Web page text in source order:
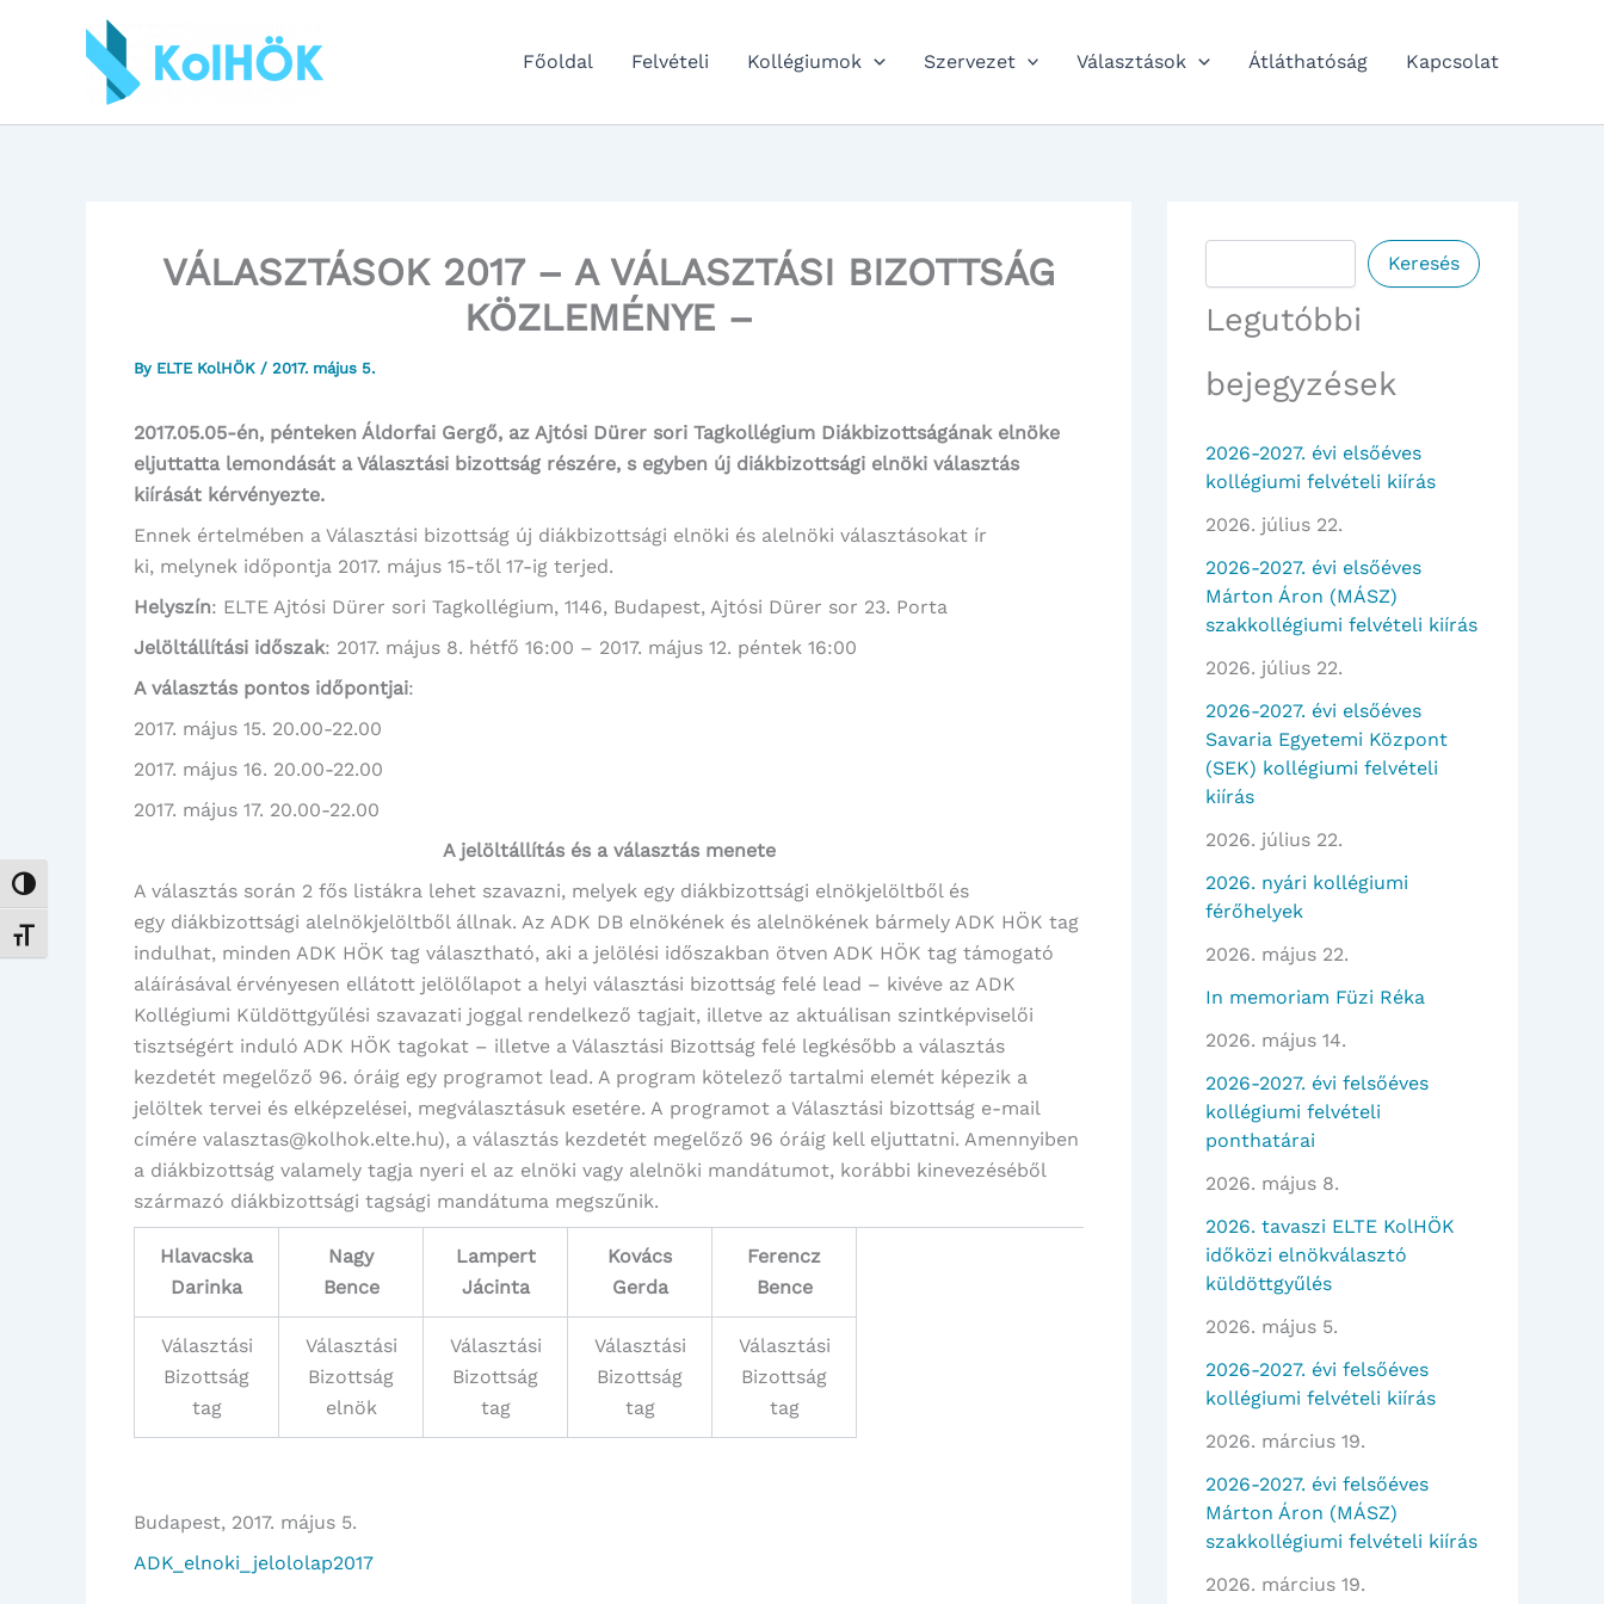
Nagy kontraszt váltása
Betűméret váltása
Főoldal Felvételi Kollégiumok Szervezet Választások Átláthatóság Kapcsolat
VÁLASZTÁSOK 2017 – A VÁLASZTÁSI BIZOTTSÁG
KÖZLEMÉNYE –
By ELTE KolHÖK / 2017. május 5.
2017.05.05-én, pénteken Áldorfai Gergő, az Ajtósi Dürer sori Tagkollégium Diákbizottságának elnöke
eljuttatta lemondását a Választási bizottság részére, s egyben új diákbizottsági elnöki választás
kiírását kérvényezte.
Ennek értelmében a Választási bizottság új diákbizottsági elnöki és alelnöki választásokat ír
ki, melynek időpontja 2017. május 15-től 17-ig terjed.
Helyszín: ELTE Ajtósi Dürer sori Tagkollégium, 1146, Budapest, Ajtósi Dürer sor 23. Porta
Jelöltállítási időszak: 2017. május 8. hétfő 16:00 – 2017. május 12. péntek 16:00
A választás pontos időpontjai:
2017. május 15. 20.00-22.00
2017. május 16. 20.00-22.00
2017. május 17. 20.00-22.00
A jelöltállítás és a választás menete
A választás során 2 fős listákra lehet szavazni, melyek egy diákbizottsági elnökjelöltből és
egy diákbizottsági alelnökjelöltből állnak. Az ADK DB elnökének és alelnökének bármely ADK HÖK tag
indulhat, minden ADK HÖK tag választható, aki a jelölési időszakban ötven ADK HÖK tag támogató
aláírásával érvényesen ellátott jelölőlapot a helyi választási bizottság felé lead – kivéve az ADK
Kollégiumi Küldöttgyűlési szavazati joggal rendelkező tagjait, illetve az aktuálisan szintképviselői
tisztségért induló ADK HÖK tagokat – illetve a Választási Bizottság felé legkésőbb a választás
kezdetét megelőző 96. óráig egy programot lead. A program kötelező tartalmi elemét képezik a
jelöltek tervei és elképzelései, megválasztásuk esetére. A programot a Választási bizottság e-mail
címére valasztas@kolhok.elte.hu), a választás kezdetét megelőző 96 óráig kell eljuttatni. Amennyiben
a diákbizottság valamely tagja nyeri el az elnöki vagy alelnöki mandátumot, korábbi kinevezéséből
származó diákbizottsági tagsági mandátuma megszűnik.
Hlavacska
Darinka
Nagy
Bence
Lampert
Jácinta
Kovács
Gerda
Ferencz
Bence
Választási
Bizottság
tag
Választási
Bizottság
elnök
Választási
Bizottság
tag
Választási
Bizottság
tag
Választási
Bizottság
tag
Budapest, 2017. május 5.
ADK_elnoki_jelololap2017
Keresés
Legutóbbi
bejegyzések
2026-2027. évi elsőéves
kollégiumi felvételi kiírás
2026. július 22.
2026-2027. évi elsőéves
Márton Áron (MÁSZ)
szakkollégiumi felvételi kiírás
2026. július 22.
2026-2027. évi elsőéves
Savaria Egyetemi Központ
(SEK) kollégiumi felvételi
kiírás
2026. július 22.
2026. nyári kollégiumi
férőhelyek
2026. május 22.
In memoriam Füzi Réka
2026. május 14.
2026-2027. évi felsőéves
kollégiumi felvételi
ponthatárai
2026. május 8.
2026. tavaszi ELTE KolHÖK
időközi elnökválasztó
küldöttgyűlés
2026. május 5.
2026-2027. évi felsőéves
kollégiumi felvételi kiírás
2026. március 19.
2026-2027. évi felsőéves
Márton Áron (MÁSZ)
szakkollégiumi felvételi kiírás
2026. március 19.